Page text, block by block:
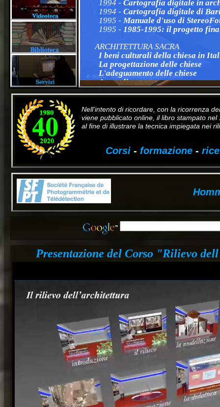
e-mail:daddabbo@gmail.com
Nell’intento di ricordare, con la ricorrenza
viene pubblicato online, il libro stampato
al fine di illustrare la tecnica impiegata nei
Corsi - formazione -
1994 - Cartografia digitale in
1994 - Cartografia digitale di
1995 - Manuale d'uso di
1995 - 1985-1995: il progetto
ARCHITETTURA SACRA
I beni culturali della chiesa in
La progettazione delle chiese
L'adeguamento delle chiese
Appendice
Messale Romano
Codice di Diritto Canonico
Normativa Civile Italiana
Iter seguito per la formulazione
Presentazione del Corso "Rilievo